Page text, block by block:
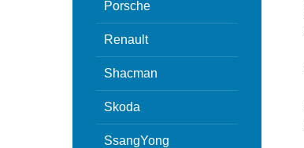
Porsche
Renault
Shacman
Skoda
SsangYong